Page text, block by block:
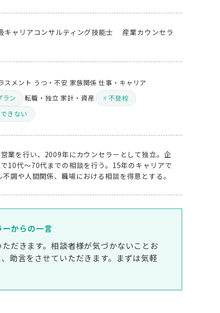
ャリアコンサルティング技能士 産業カウンセラ
スメント うつ・不安 家族関係 仕事・キャリア
ラン
転職・独立 家計・資産
不登校
きない
業を行い、2009年にカウンセラーとして独立。企
10代～70代までの相談を行う。15年のキャリアで
調や人間関係、職場における相談を得意とする。
からの一言
だきます。相談者様が気づかないことお
助言をさせていただきます。まずは気軽